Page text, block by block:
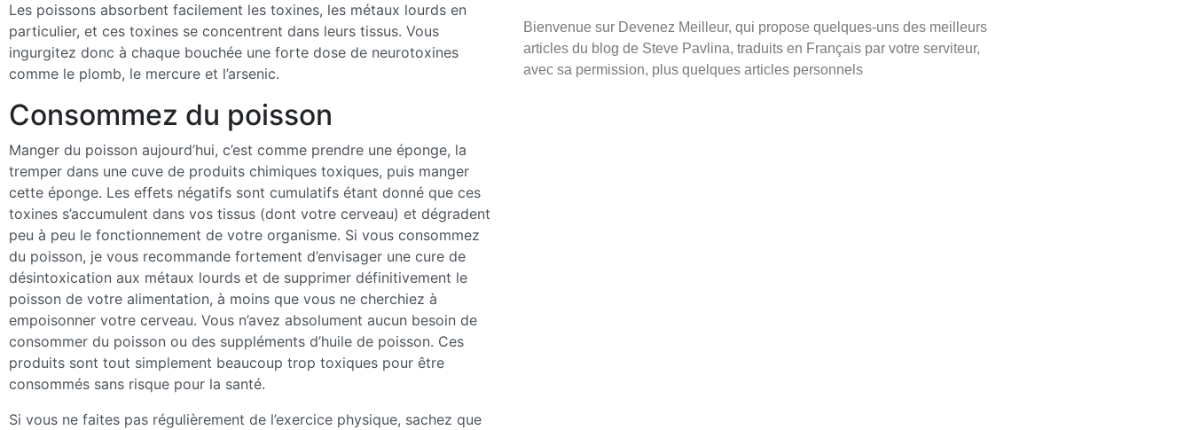
Les poissons absorbent facilement les toxines, les métaux lourds en
particulier, et ces toxines se concentrent dans leurs tissus. Vous
ingurgitez donc à chaque bouchée une forte dose de neurotoxines
comme le plomb, le mercure et l’arsenic.
Consommez du poisson
Manger du poisson aujourd’hui, c’est comme prendre une éponge, la
tremper dans une cuve de produits chimiques toxiques, puis manger
cette éponge. Les effets négatifs sont cumulatifs étant donné que ces
toxines s’accumulent dans vos tissus (dont votre cerveau) et dégradent
peu à peu le fonctionnement de votre organisme. Si vous consommez
du poisson, je vous recommande fortement d’envisager une cure de
désintoxication aux métaux lourds et de supprimer définitivement le
poisson de votre alimentation, à moins que vous ne cherchiez à
empoisonner votre cerveau. Vous n’avez absolument aucun besoin de
consommer du poisson ou des suppléments d’huile de poisson. Ces
produits sont tout simplement beaucoup trop toxiques pour être
consommés sans risque pour la santé.
Si vous ne faites pas régulièrement de l’exercice physique, sachez que
Bienvenue sur Devenez Meilleur, qui propose quelques-uns des meilleurs
articles du blog de Steve Pavlina, traduits en Français par votre serviteur,
avec sa permission, plus quelques articles personnels